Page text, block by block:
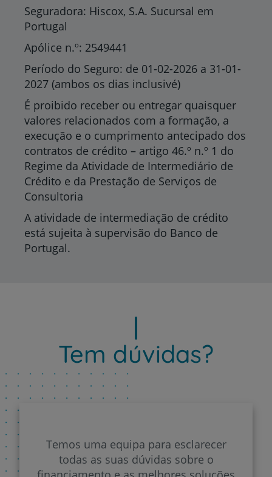
Seguradora: Hiscox, S.A. Sucursal em
Portugal
Apólice n.º: 2549441
Período do Seguro: de 01-02-2026 a 31-01-
2027 (ambos os dias inclusivé)
É proibido receber ou entregar quaisquer
valores relacionados com a formação, a
execução e o cumprimento antecipado dos
contratos de crédito – artigo 46.º n.º 1 do
Regime da Atividade de Intermediário de
Crédito e da Prestação de Serviços de
Consultoria
A atividade de intermediação de crédito
está sujeita à supervisão do Banco de
Portugal.
Tem dúvidas?
Temos uma equipa para esclarecer
todas as suas dúvidas sobre o